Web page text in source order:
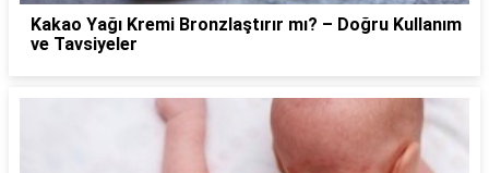
Kakao Yağı Kremi Bronzlaştırır mı? – Doğru Kullanım
ve Tavsiyeler